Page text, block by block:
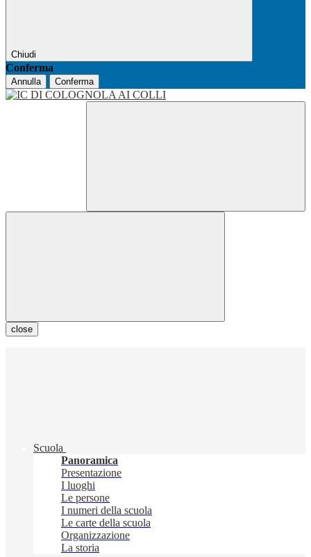
Chiudi
Conferma
Annulla Conferma
close
Scuola
Panoramica
Presentazione
I luoghi
Le persone
I numeri della scuola
Le carte della scuola
Organizzazione
La storia